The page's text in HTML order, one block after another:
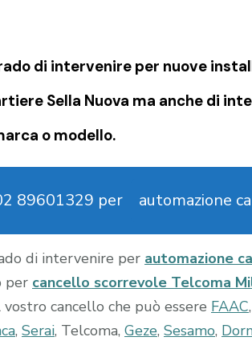
di intervenire per nuove
Sella Nuova ma anche di
o modello.
89601329 per automazione
di intervenire per automazione
per cancello scorrevole Telcoma
cancello che può essere FAAC,
, Serai, Telcoma, Geze, Sesamo,